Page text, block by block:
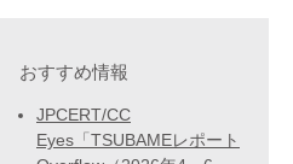
おすすめ情報
JPCERT/CC
Eyes「TSUBAMEレポート